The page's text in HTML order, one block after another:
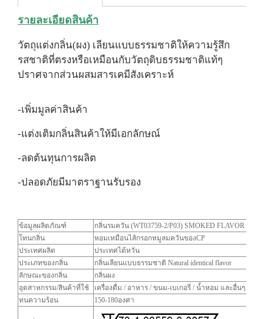
รายละเอียดสินค้า
วัตถุแต่งกลิ่น(ผง) เลียนแบบธรรมชาติให้ความรู้สึก
รสชาติที่ตรงหรือเหมือนกับวัตถุดิบธรรมชาติแท้ๆ
ปราศจากส่วนผสมสารเคมีสังเคราะห์
-เพิ่มมูลค่าสินค้า
-แต่งเติมกลิ่นสินค้าให้มีเอกลักษณ์
-ลดต้นทุนการผลิต
-ปลอดภัยมีมาตราฐานรับรอง
ข้อมูลผลิตภัณฑ์
กลิ่นรมควัน (WT03759-2/P03) SMOKED FLAVOR
โทนกลิ่น
หอมเหมือนไส้กรอกหมูลมควันของCP
ประเทศผลิต
ประเทศไต้หวัน
ประเภทของกลิ่น
กลิ่นเลียนแบบธรรมชาติ Natural identical flavor
ลักษณะของกลิ่น
กลิ่นผง
อุตสาหกรรม/สินค้าที่ใช้
เครื่องดื่ม / อาหาร / ขนม-เบเกอรี่ / น้ำหอม และอื่นๆ
ทนความร้อน
150-180องศา